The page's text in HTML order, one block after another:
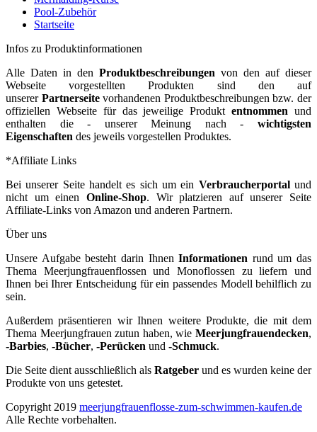
Pool-Zubehör
Startseite
Infos zu Produktinformationen
Alle Daten in den Produktbeschreibungen von den auf dieser
Webseite vorgestellten Produkten sind den auf
unserer Partnerseitevorhandenen Produktbeschreibungen bzw. der
offiziellen Webseite für das jeweilige Produktentnommen und
enthalten die - unserer Meinung nach - wichtigsten
Eigenschaften des jeweils vorgestellen Produktes.
*Affiliate Links
Bei unserer Seite handelt es sich um ein Verbraucherportalund
nicht um einen Online-Shop. Wir platzieren auf unserer Seite
Affiliate-Links von Amazon und anderen Partnern.
Über uns
Unsere Aufgabe besteht darin IhnenInformationen rund um das
Thema Meerjungfrauenflossen und Monoflossen zu liefern und
Ihnen bei Ihrer Entscheidung für ein passendes Modell behilflich zu
sein.
Außerdem präsentieren wir Ihnen weitere Produkte, die mit dem
Thema Meerjungfrauen zutun haben, wie Meerjungfrauendecken,
-Barbies, -Bücher, -Perücken und -Schmuck.
Die Seite dient ausschließlich als Ratgeber und es wurden keine der
Produkte von uns getestet.
Copyright 2019 meerjungfrauenflosse-zum-schwimmen-kaufen.de
Alle Rechte vorbehalten.